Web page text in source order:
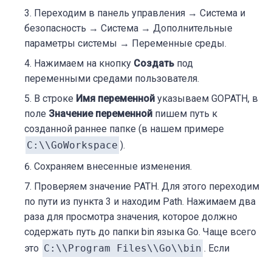
Переходим в панель управления → Система и
безопасность → Система → Дополнительные
параметры системы → Переменные среды.
Нажимаем на кнопку Создать под
переменными средами пользователя.
В строке Имя переменной указываем GOPATH, в
поле Значение переменной пишем путь к
созданной раннее папке (в нашем примере
C:\\GoWorkspace ).
Сохраняем внесенные изменения.
Проверяем значение PATH. Для этого переходим
по пути из пункта 3 и находим Path. Нажимаем два
раза для просмотра значения, которое должно
содержать путь до папки bin языка Go. Чаще всего
это C:\\Program Files\\Go\\bin . Если